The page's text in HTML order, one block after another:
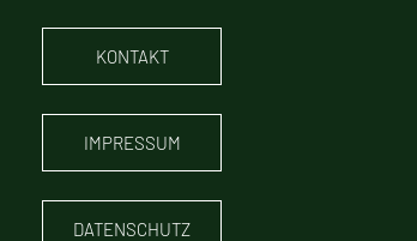
KONTAKT
IMPRESSUM
DATENSCHUTZ